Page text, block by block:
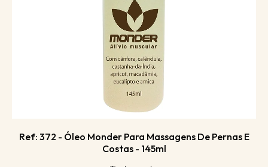
Ref: 372 - Óleo Monder Para Massagens De Pernas E
Costas - 145ml